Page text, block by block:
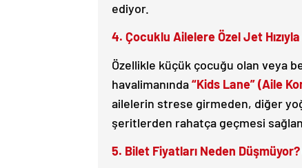
ediyor.
4. Çocuklu Ailelere Özel Jet
Özellikle küçük çocuğu olan veya
havalimanında“Kids Lane” (Aile
ailelerin strese girmeden, diğer
şeritlerden rahatça geçmesi
5. Bilet Fiyatları Neden